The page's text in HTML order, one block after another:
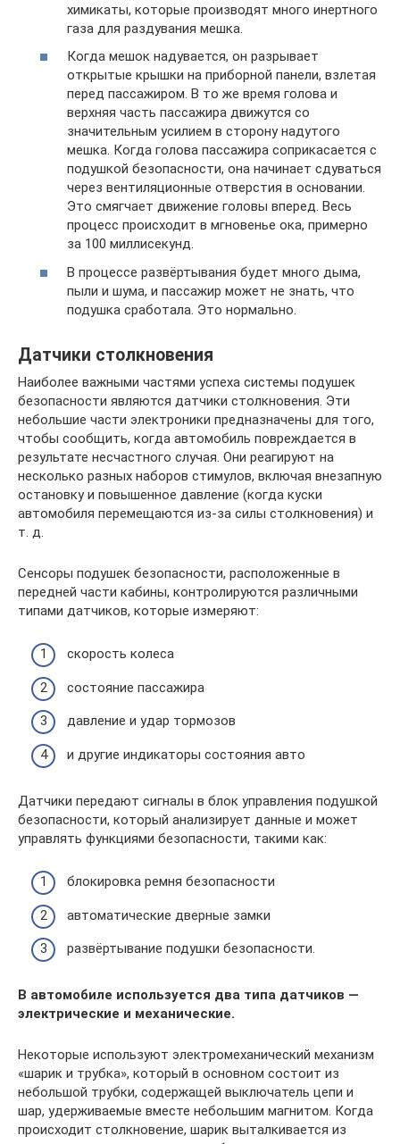
химикаты, которые производят много инертного
газа для раздувания мешка.
Когда мешок надувается, он разрывает
открытые крышки на приборной панели, взлетая
перед пассажиром. В то же время голова и
верхняя часть пассажира движутся со
значительным усилием в сторону надутого
мешка. Когда голова пассажира соприкасается с
подушкой безопасности, она начинает сдуваться
через вентиляционные отверстия в основании.
Это смягчает движение головы вперед. Весь
процесс происходит в мгновенье ока, примерно
за 100 миллисекунд.
В процессе развёртывания будет много дыма,
пыли и шума, и пассажир может не знать, что
подушка сработала. Это нормально.
Датчики столкновения
Наиболее важными частями успеха системы подушек
безопасности являются датчики столкновения. Эти
небольшие части электроники предназначены для того,
чтобы сообщить, когда автомобиль повреждается в
результате несчастного случая. Они реагируют на
несколько разных наборов стимулов, включая внезапную
остановку и повышенное давление (когда куски
автомобиля перемещаются из-за силы столкновения) и
т. д.
Сенсоры подушек безопасности, расположенные в
передней части кабины, контролируются различными
типами датчиков, которые измеряют:
скорость колеса
состояние пассажира
давление и удар тормозов
и другие индикаторы состояния авто
Датчики передают сигналы в блок управления подушкой
безопасности, который анализирует данные и может
управлять функциями безопасности, такими как:
блокировка ремня безопасности
автоматические дверные замки
развёртывание подушки безопасности.
В автомобиле используется два типа датчиков —
электрические и механические.
Некоторые используют электромеханический механизм
«шарик и трубка», который в основном состоит из
небольшой трубки, содержащей выключатель цепи и
шар, удерживаемые вместе небольшим магнитом. Когда
происходит столкновение, шарик выталкивается из